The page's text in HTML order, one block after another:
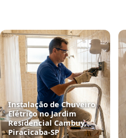
Instalação de Chuveiro
Elétrico no Jardim
Residencial Cambuy,
Piracicaba‑SP